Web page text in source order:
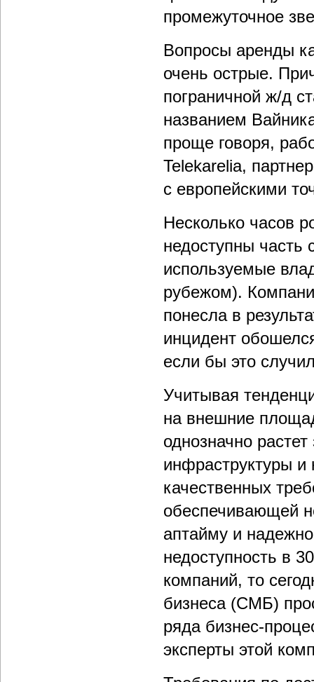
промежуточное
Вопросы аренды
очень острые.
пограничной ж/д
названием
проще говоря,
Telekarelia,
с европейскими
Несколько часов
недоступны часть
используемые
рубежом).
понесла в
инцидент
если бы это
Учитывая
на внешние
однозначно
инфраструктуры и
качественных
обеспечивающей
аптайму и
недоступность в
компаний, то
бизнеса (СМБ)
ряда бизнес-
эксперты этой